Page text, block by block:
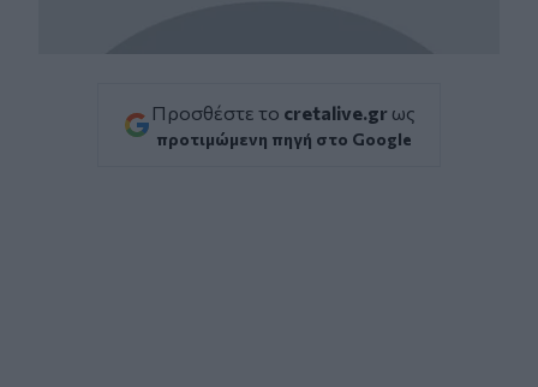
Προσθέστε το cretalive.gr ως
προτιμώμενη πηγή στο Google